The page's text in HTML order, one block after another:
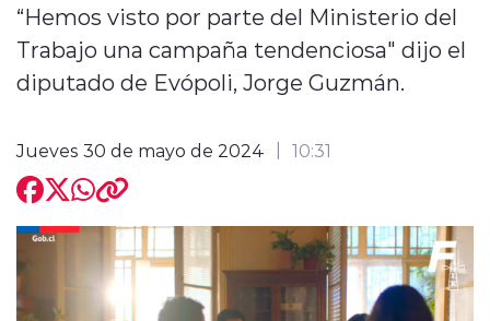
Entrevistas
“Hemos visto por parte del Ministerio del
Trabajo una campaña tendenciosa" dijo el
diputado de Evópoli, Jorge Guzmán.
Jueves 30 de mayo de 2024 10:31